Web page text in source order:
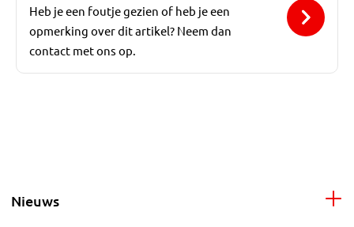
Heb je een foutje gezien of heb je een
opmerking over dit artikel? Neem dan
contact met ons op.
Nieuws